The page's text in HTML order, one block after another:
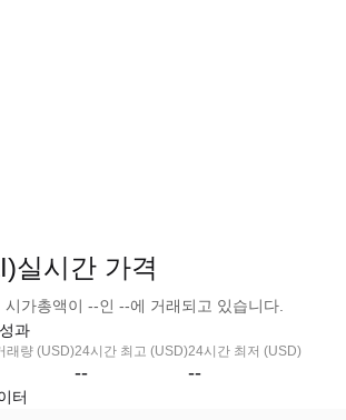
실시간 가격
시가총액이 --인 --에 거래되고 있습니다.
과
래량 (USD)24시간 최고 (USD)
--
24시간 최저 (USD)
--
터